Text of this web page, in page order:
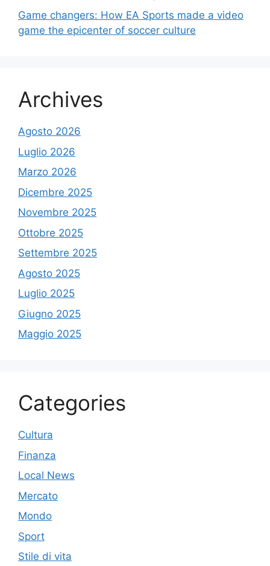
Game changers: How EA Sports made a video
game the epicenter of soccer culture
Archives
Agosto 2026
Luglio 2026
Marzo 2026
Dicembre 2025
Novembre 2025
Ottobre 2025
Settembre 2025
Agosto 2025
Luglio 2025
Giugno 2025
Maggio 2025
Categories
Cultura
Finanza
Local News
Mercato
Mondo
Sport
Stile di vita